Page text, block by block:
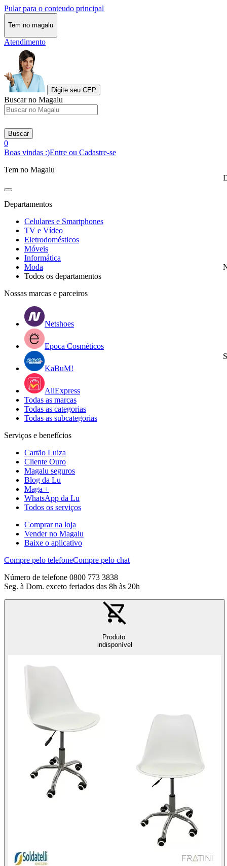
Pular para o conteudo principal
Tem no magalu
Atendimento
Digite seu CEP
Buscar no Magalu
Buscar
0
Boas vindas :)Entre ou Cadastre-se
Tem no Magalu
Departamentos
Celulares e Smartphones
TV e Vídeo
Eletrodomésticos
Móveis
Informática
Moda
Todos os departamentos
Nossas marcas e parceiros
Netshoes
Epoca Cosméticos
KaBuM!
AliExpress
Todas as marcas
Todas as categorias
Todas as subcategorias
Serviços e benefícios
Cartão Luiza
Cliente Ouro
Magalu seguros
Blog da Lu
Maga +
WhatsApp da Lu
Todos os serviços
Comprar na loja
Vender no Magalu
Baixe o aplicativo
Compre pelo telefoneCompre pelo chat
Número de telefone 0800 773 3838
Seg. à Dom. exceto feriados das 8h às 20h
Produto
indisponível